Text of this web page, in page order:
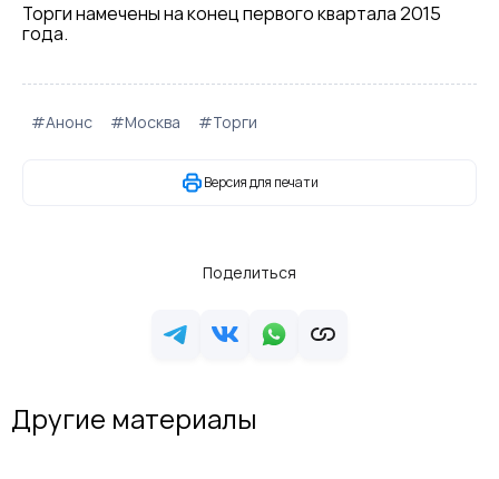
Торги намечены на конец первого квартала 2015
года.
#Анонс #Москва #Торги
Версия для печати
Поделиться
Другие материалы